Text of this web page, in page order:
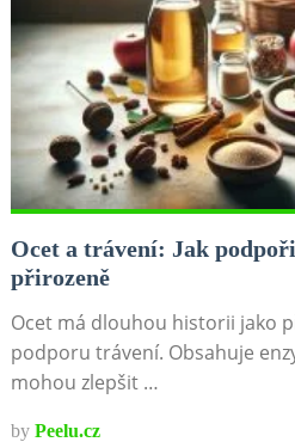
Ocet a trávení: Jak
přirozeně
Ocet má dlouhou historii jako
podporu trávení. Obsahuje
mohou zlepšit …
by Peelu.cz